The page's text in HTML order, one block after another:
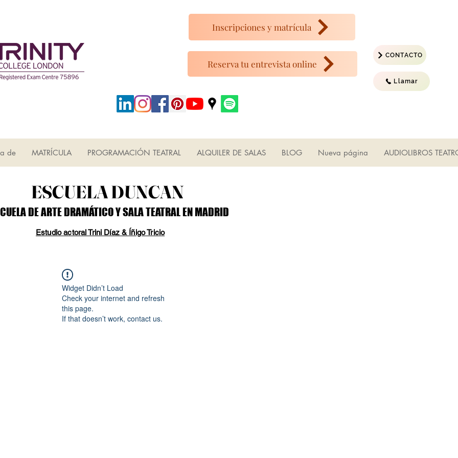
Reserva tu entrevista online
Llamar
CONTACTO
Inscripciones y matrícula
de MATRÍCULA PROGRAMACIÓN TEATRAL ALQUILER DE SALAS BLOG Nueva página AUDIOLIBROS
ESCUELA DUNCAN
ESCUELA DUNCAN
DE ARTE DRAMÁTICO Y SALA TEATRAL EN MADRID
DE ARTE DRAMÁTICO Y SALA TEATRAL EN MADRID
Estudio actoral Trini Díaz & Íñigo Tricio
Widget Didn’t Load
Check your internet and refresh
this page.
If that doesn’t work, contact us.